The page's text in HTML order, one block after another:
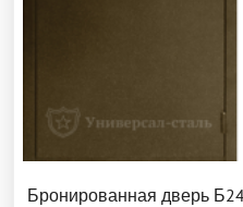
Бронированная дверь